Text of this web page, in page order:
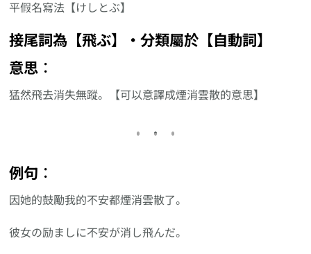
平假名寫法【けしとぶ】
接尾詞為【飛ぶ】‧分類屬於【自動詞】
意思︰
猛然飛去消失無蹤。【可以意譯成煙消雲散的意思】
例句︰
因她的鼓勵我的不安都煙消雲散了。
彼女の励ましに不安が消し飛んだ。